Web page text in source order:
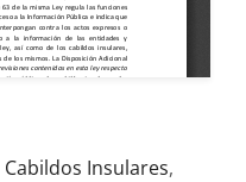
Cabildos Insulares,